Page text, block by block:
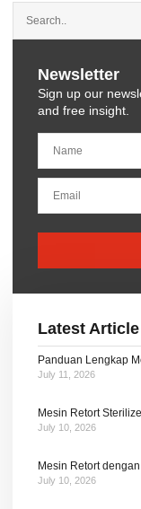
Newsletter
Sign up our
and free insight.
Latest Article
Panduan Lengkap
July 11, 2026
Mesin Retort
July 10, 2026
Mesin Retort
July 10, 2026